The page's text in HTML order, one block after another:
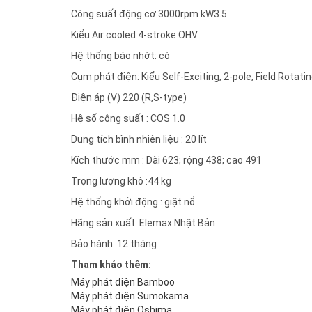
Công suất động cơ 3000rpm kW3.5
Kiểu Air cooled 4-stroke OHV
Hệ thống báo nhớt: có
Cụm phát điện: Kiểu Self-Exciting, 2-pole, Field
Điện áp (V) 220 (R,S-type)
Hệ số công suất : COS 1.0
Dung tích bình nhiên liệu : 20 lít
Kích thước mm : Dài 623; rộng 438; cao 491
Trọng lượng khô :44 kg
Hệ thống khởi động : giật nổ
Hãng sản xuất: Elemax Nhật Bản
Bảo hành: 12 tháng
Tham khảo thêm:
Máy phát điện Bamboo
Máy phát điện Sumokama
Máy phát điện Oshima